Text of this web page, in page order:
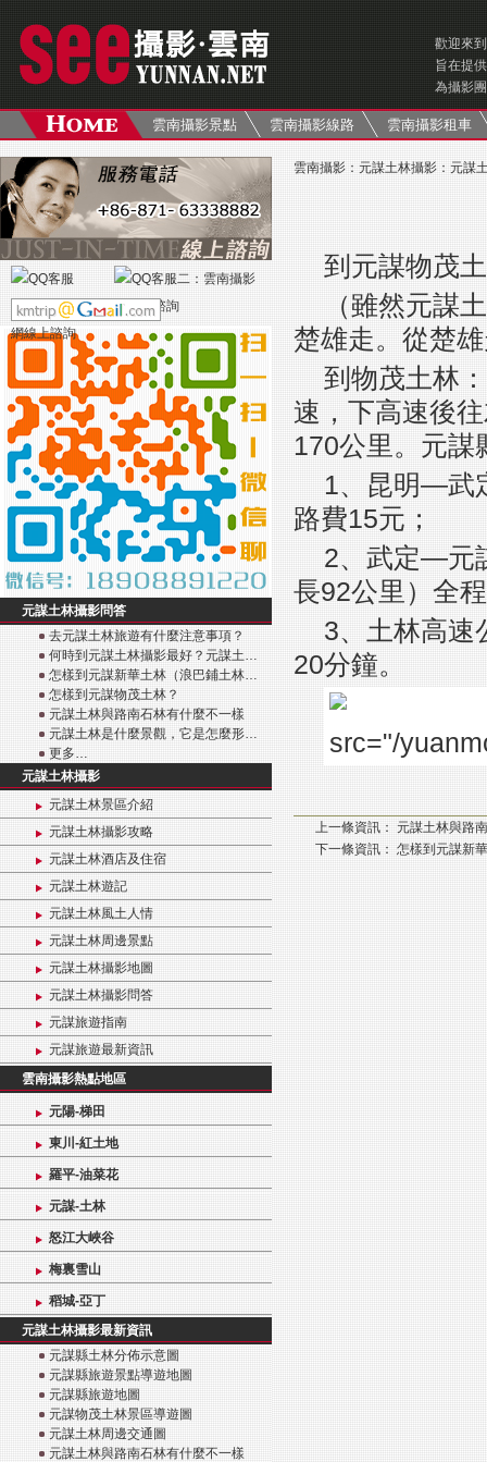
歡迎來
旨在提供
為攝影
雲南攝影景點 雲南攝影線路 雲南攝影租車
元謀土林攝影問答
去元謀土林旅遊有什麼注意事項？
何時到元謀土林攝影最好？元謀土…
怎樣到元謀新華土林（浪巴鋪土林…
怎樣到元謀物茂土林？
元謀土林與路南石林有什麼不一樣
元謀土林是什麼景觀，它是怎麼形…
更多…
元謀土林攝影
元謀土林景區介紹
元謀土林攝影攻略
元謀土林酒店及住宿
元謀土林遊記
元謀土林風土人情
元謀土林周邊景點
元謀土林攝影地圖
元謀土林攝影問答
元謀旅遊指南
元謀旅遊最新資訊
雲南攝影熱點地區
元陽-梯田
東川-紅土地
羅平-油菜花
元謀-土林
怒江大峽谷
梅裏雪山
稻城-亞丁
元謀土林攝影最新資訊
元謀縣土林分佈示意圖
元謀縣旅遊景點導遊地圖
元謀縣旅遊地圖
元謀物茂土林景區導遊圖
元謀土林周邊交通圖
元謀土林與路南石林有什麼不一樣
雲南攝影 ： 元謀土林攝影 ： 元謀
到元謀物茂
（雖然元謀
楚雄走。從楚
到物茂土林
速，下高速後
170公里。元謀
1、昆明—武
路費15元；
2、武定—元
長92公里）全
3、土林高
20分鐘。
上一條資訊： 元謀土林與路
下一條資訊： 怎樣到元謀新